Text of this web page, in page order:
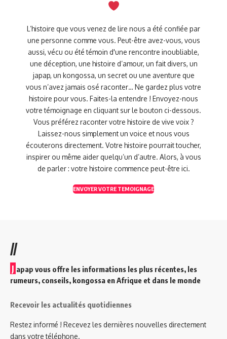
L’histoire que vous venez de lire nous a été confiée par
une personne comme vous. Peut-être avez-vous, vous
aussi, vécu ou été témoin d'une rencontre inoubliable,
une déception, une histoire d’amour, un fait divers, un
japap, un kongossa, un secret ou une aventure que
vous n’avez jamais osé raconter… Ne gardez plus votre
histoire pour vous. Faites-la entendre ! Envoyez-nous
votre témoignage en cliquant sur le bouton ci-dessous.
Vous préférez raconter votre histoire de vive voix ?
Laissez-nous simplement un voice et nous vous
écouterons directement. Votre histoire pourrait toucher,
inspirer ou même aider quelqu’un d’autre. Alors, à vous
de parler : votre histoire commence peut-être ici.
ENVOYER VOTRE TEMOIGNAGE
//
J apap vous offre les informations les plus récentes, les
rumeurs, conseils, kongossa en Afrique et dans le monde
Recevoir les actualités quotidiennes
Restez informé ! Recevez les dernières nouvelles directement
dans votre téléphone.